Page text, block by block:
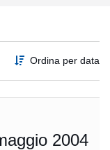
Ordina per data
2004